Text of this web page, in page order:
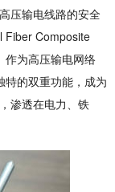
压输电线路的安全
Fiber Composite
作为高压输电网络
特的双重功能，成为
渗透在电力、铁